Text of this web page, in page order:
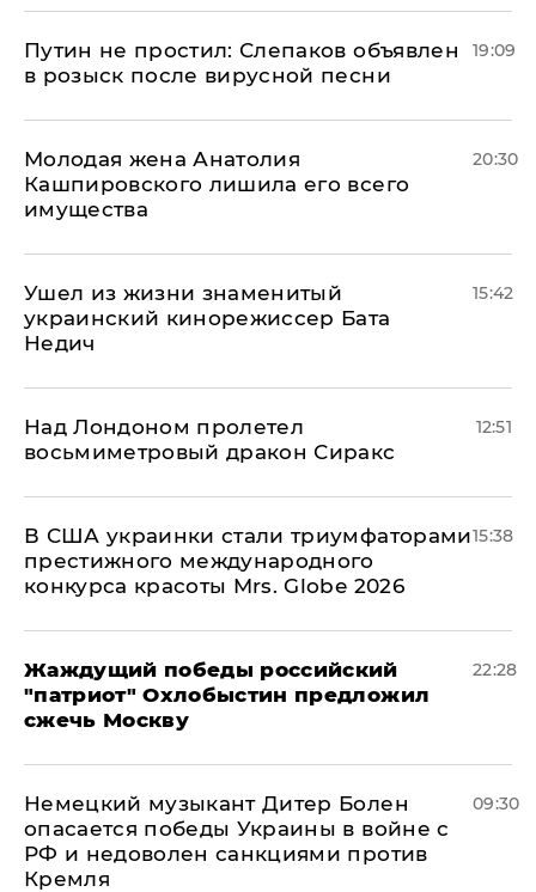
Путин не простил: Слепаков объявлен
в розыск после вирусной песни
19:09
Молодая жена Анатолия
Кашпировского лишила его всего
имущества
20:30
Ушел из жизни знаменитый
украинский кинорежиссер Бата
Недич
15:42
Над Лондоном пролетел
восьмиметровый дракон Сиракс
12:51
В США украинки стали триумфаторами
престижного международного
конкурса красоты Mrs. Globe 2026
15:38
Жаждущий победы российский
"патриот" Охлобыстин предложил
сжечь Москву
22:28
Немецкий музыкант Дитер Болен
опасается победы Украины в войне с
РФ и недоволен санкциями против
Кремля
09:30